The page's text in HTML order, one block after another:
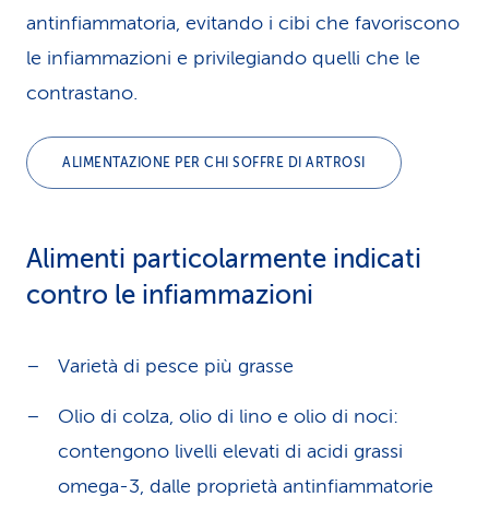
antinfiammatoria, evitando i cibi che favoriscono
le infiammazioni e privilegiando quelli che le
contrastano.
ALIMENTAZIONE PER CHI SOFFRE DI ARTROSI
Alimenti particolarmente indicati
contro le infiammazioni
Varietà di pesce più grasse
Olio di colza, olio di lino e olio di noci:
contengono livelli elevati di acidi grassi
omega-3, dalle proprietà antinfiammatorie